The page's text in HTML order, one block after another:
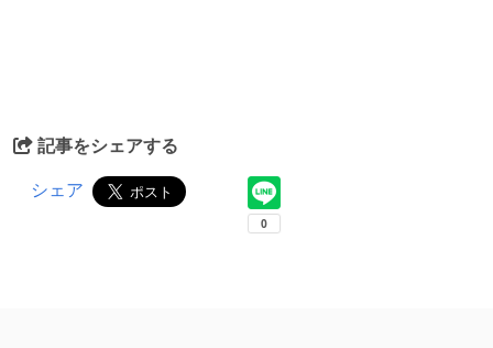
記事をシェアする
シェア